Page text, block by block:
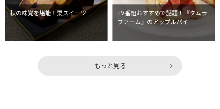
秋の味覚を堪能！栗スイーツ
TV番組おすすめで話題！『タムラ
ファーム』のアップルパイ
もっと見る